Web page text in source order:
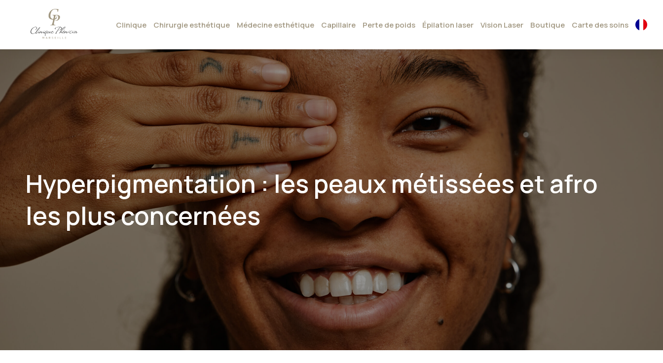
Clinique Chirurgie esthétique Médecine esthétique Capillaire Perte de poids Épilation laser Vision Laser Boutique Carte des soins
Hyperpigmentation : les peaux métissées et afro
les plus concernées